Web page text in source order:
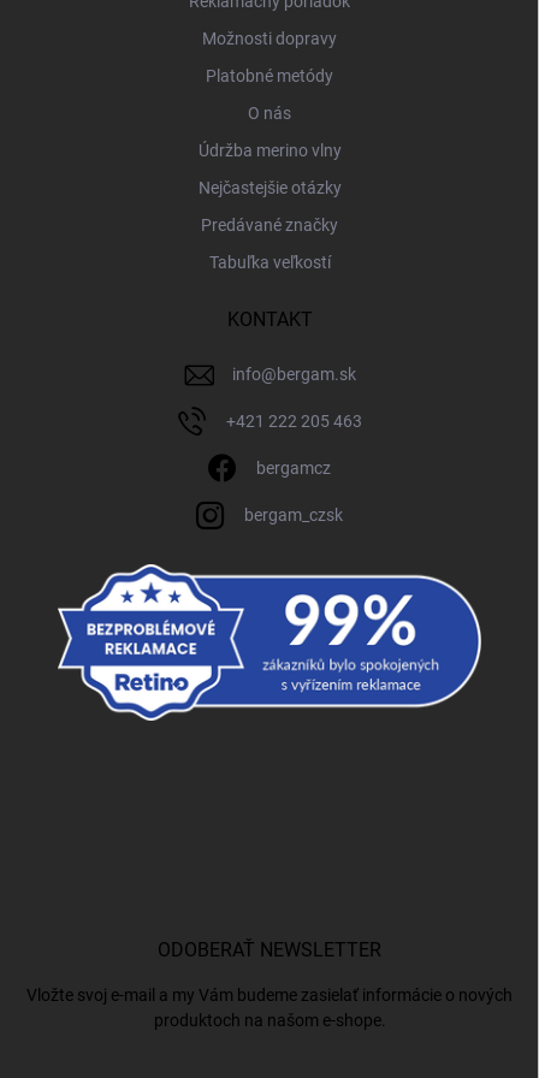
Možnosti dopravy
Platobné metódy
O nás
Údržba merino vlny
Nejčastejšie otázky
Predávané značky
Tabuľka veľkostí
KONTAKT
info@bergam.sk
+421 222 205 463
bergamcz
bergam_czsk
ODOBERAŤ NEWSLETTER
Vložte svoj e-mail a my Vám budeme zasielať informácie o nových
produktoch na našom e-shope.